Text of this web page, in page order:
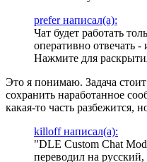
prefer написал(а):
Чат будет работать
оперативно отвечать -
Нажмите для
Это я понимаю. Задача
сохранить наработанное
какая-то часть разбежится,
killoff написал(а):
"DLE Custom Chat
переводил на